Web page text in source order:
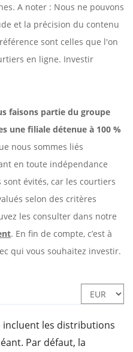
A noter : Nous ne pouvons
et la précision du contenu
sont celles que l'on
en ligne. Investir
faisons partie du groupe
une filiale détenue à 100 %
nous sommes liés
en toute indépendance
évités, car les courtiers
selon des critères
les consulter dans notre
. En fin de compte, c’est à
qui vous souhaitez investir.
incluent les distributions
Par défaut, la